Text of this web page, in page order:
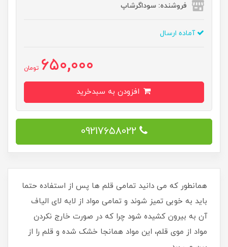
فروشنده: سوداگرشاپ
آماده ارسال
650,000 تومان
09217658022
همانطور که می دانید تمامی قلم ها پس از استفاده حتما
باید به خوبی تمیز شوند و تمامی مواد از لابه لای الیاف
آن به بیرون کشیده شود چرا که در صورت خارج نکردن
مواد از موی قلم، این مواد همانجا خشک شده و قلم را از